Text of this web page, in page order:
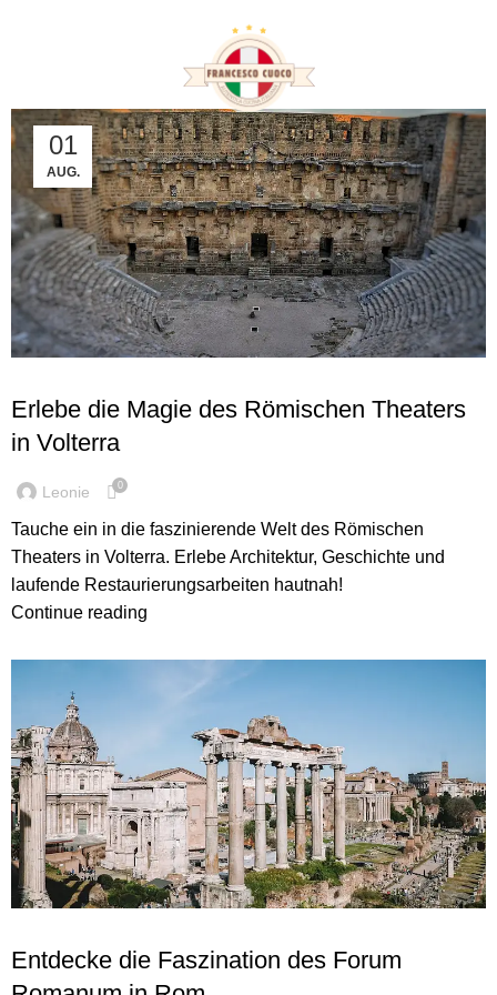
Tag Archives: Römische
04
SEP.
Erlebe die Magie des Römischen Theaters
in Volterra
Leonie 0
Tauche ein in die faszinierende Welt des Römischen
Theaters in Volterra. Erlebe Architektur, Geschichte und
laufende Restaurierungsarbeiten hautnah!
Continue reading
01
AUG.
Entdecke die Faszination des Forum